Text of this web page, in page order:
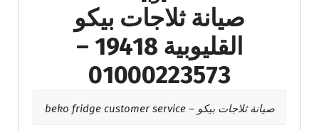
صيانة ثلاجات بيكو
القليوبية 19418 –
01000223573
صيانة ثلاجات بيكو – beko fridge customer service